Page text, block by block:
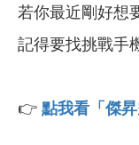
若你最近剛好想
記得要找挑戰手
👉 點我看 「 傑